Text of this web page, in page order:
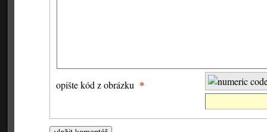
opište kód z obrázku *